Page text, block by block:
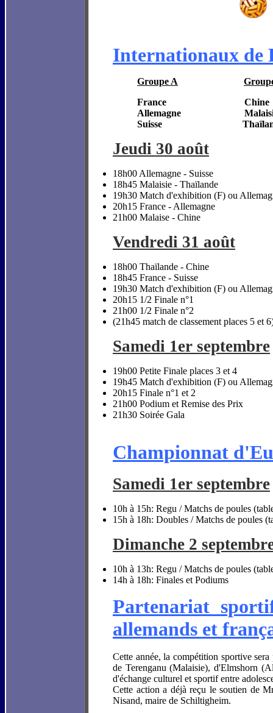
Internationaux de
Groupe A
France Chine
Allemagne Malaisie
Suisse Thaïlande
Jeudi 30 août
18h00 Allemagne - Suisse
18h45 Malaisie - Thaïlande
19h30 Match d'exhibition (F) ou
20h15 France - Allemagne
21h00 Malaise - Chine
Vendredi 31 août
18h00 Thaïlande - Chine
18h45 France - Suisse
19h30 Match d'exhibition (F) ou
20h15 1/2 Finale n°1
21h00 1/2 Finale n°2
(21h45 match de classement places 5 et
Samedi 1er septembre
19h00 Petite Finale places 3 et 4
19h45 Match d'exhibition (F) ou
20h15 Finale n°1 et 2
21h00 Podium et Remise des Prix
21h30 Soirée Gala
Championnat
Samedi 1er septembre
10h à 15h: Regu / Matchs de poules
15h à 18h: Doubles / Matchs de poules
Dimanche 2
10h à 13h: Regu / Matchs de poules
14h à 18h: Finales et Podiums
Partenariat
allemands et
Cette année, la compétition sportive
de Terenganu (Malaisie), d'Elmshorn
d'échange culturel et sportif entre
Cette action a déjà reçu le soutien de
Nisand, maire de Schiltigheim.